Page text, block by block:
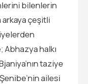
bilenlerin
arkaya çeşitli
Abhazya halkı
taziye
ailesi